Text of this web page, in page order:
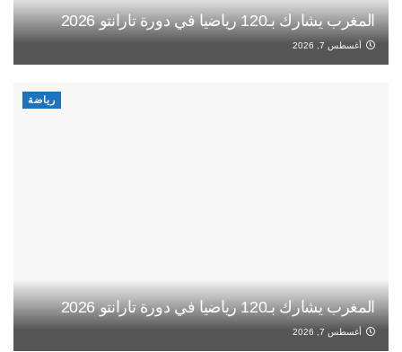
المغرب يشارك بـ120 رياضيا في دورة تارانتو 2026
أغسطس 7, 2026
رياضة
المغرب يشارك بـ120 رياضيا في دورة تارانتو 2026
أغسطس 7, 2026